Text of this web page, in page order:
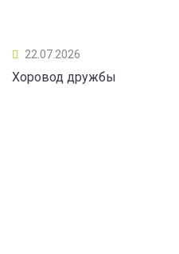
22.07.2026
Хоровод дружбы